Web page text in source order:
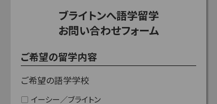
ブライトンへ語学留学
お問い合わせフォーム
ご希望の留学内容
ご希望の語学学校
イーシー／ブライトン